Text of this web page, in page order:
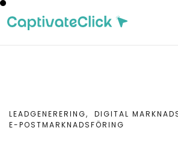
LEADGENERERING,
DIGITAL
E-POSTMARKNADSFÖRING